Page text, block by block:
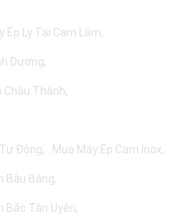
Ép Ly Tại Cam Lâm
Dương
Châu Thành
Động Mua Máy Ép Cam Inox
Bàu Bàng
Bắc Tân Uyên